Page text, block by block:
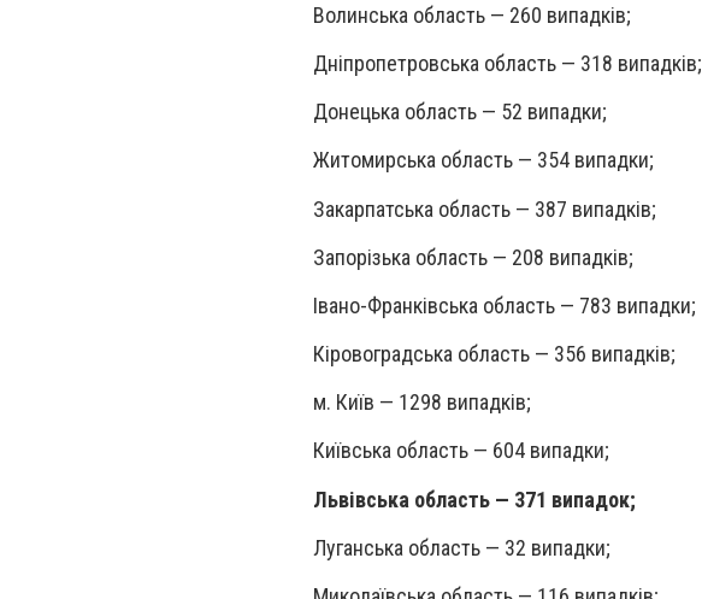
Волинська область — 260 випадків;
Дніпропетровська область — 318 випадків;
Донецька область — 52 випадки;
Житомирська область — 354 випадки;
Закарпатська область — 387 випадків;
Запорізька область — 208 випадків;
Івано-Франківська область — 783 випадки;
Кіровоградська область — 356 випадків;
м. Київ — 1298 випадків;
Київська область — 604 випадки;
Львівська область — 371 випадок;
Луганська область — 32 випадки;